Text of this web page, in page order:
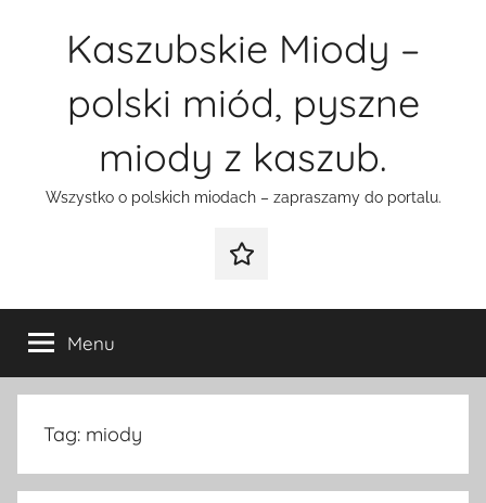
Kaszubskie Miody –
polski miód, pyszne
miody z kaszub.
Wszystko o polskich miodach – zapraszamy do portalu.
Galeria
Menu
Tag: miody